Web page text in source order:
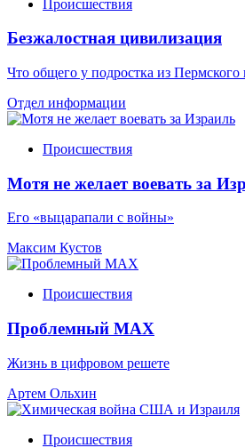
Происшествия
Безжалостная цивилизация
Что общего у подростка из Пермского
Отдел информации
Происшествия
Мотя не желает воевать за
Его «выцарапали с войны»
Максим Кустов
Происшествия
Проблемный МАХ
Жизнь в цифровом решете
Артем Ольхин
Происшествия